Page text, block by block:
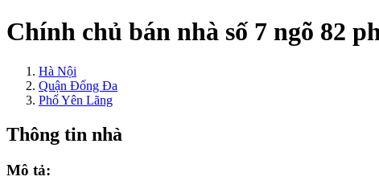
Chính chủ bán nhà số 7 ngõ 82
Hà Nội
Quận Đống Đa
Phố Yên Lãng
Thông tin nhà
Mô tả: